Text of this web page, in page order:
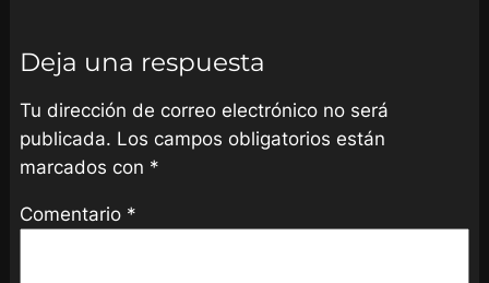
Deja una respuesta
Tu dirección de correo electrónico no será
publicada. Los campos obligatorios están
marcados con *
Comentario *